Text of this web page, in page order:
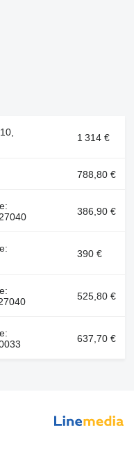
1 314 €
788,80 €
386,90 €
390 €
525,80 €
637,70 €